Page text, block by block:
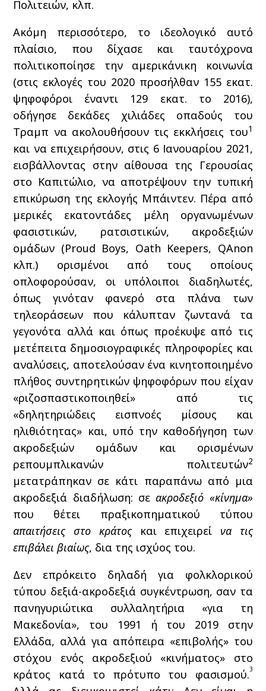
Πολιτειών, κλπ.
Ακόμη περισσότερο, το ιδεολογικό αυτό
πλαίσιο, που δίχασε και ταυτόχρονα
πολιτικοποίησε την αμερικάνικη κοινωνία
(στις εκλογές του 2020 προσήλθαν 155 εκατ.
ψηφοφόροι έναντι 129 εκατ. το 2016),
οδήγησε δεκάδες χιλιάδες οπαδούς του
Τραμπ να ακολουθήσουν τις εκκλήσεις του1
και να επιχειρήσουν, στις 6 Ιανουαρίου 2021,
εισβάλλοντας στην αίθουσα της Γερουσίας
στο Καπιτώλιο, να αποτρέψουν την τυπική
επικύρωση της εκλογής Μπάιντεν. Πέρα από
μερικές εκατοντάδες μέλη οργανωμένων
φασιστικών, ρατσιστικών, ακροδεξιών
ομάδων (Proud Boys, Oath Keepers, QAnon
κλπ.) ορισμένοι από τους οποίους
οπλοφορούσαν, οι υπόλοιποι διαδηλωτές,
όπως γινόταν φανερό στα πλάνα των
τηλεοράσεων που κάλυπταν ζωντανά τα
γεγονότα αλλά και όπως προέκυψε από τις
μετέπειτα δημοσιογραφικές πληροφορίες και
αναλύσεις, αποτελούσαν ένα κινητοποιημένο
πλήθος συντηρητικών ψηφοφόρων που είχαν
«ριζοσπαστικοποιηθεί» από τις
«δηλητηριώδεις εισπνοές μίσους και
ηλιθιότητας» και, υπό την καθοδήγηση των
ακροδεξιών ομάδων και ορισμένων
ρεπουμπλικανών πολιτευτών2
μετατράπηκαν σε κάτι παραπάνω από μια
ακροδεξιά διαδήλωση: σεακροδεξιό «κίνημα»
που θέτει πραξικοπηματικού τύπου
απαιτήσεις στο κράτοςκαι επιχειρεί να τις
επιβάλει βιαίως, δια της ισχύος του.
Δεν επρόκειτο δηλαδή για φολκλορικού
τύπου δεξιά-ακροδεξιά συγκέντρωση, σαν τα
πανηγυριώτικα συλλαλητήρια «για τη
Μακεδονία», του 1991 ή του 2019 στην
Ελλάδα, αλλά για απόπειρα «επιβολής» του
στόχου ενός ακροδεξιού «κινήματος» στο
κράτος κατά το πρότυπο του φασισμού.3